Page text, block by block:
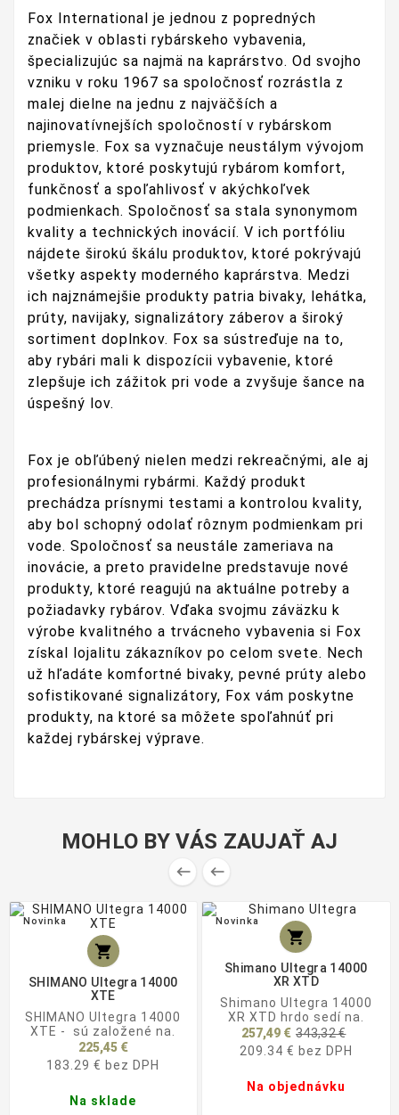
Fox International je jednou z popredných
značiek v oblasti rybárskeho vybavenia,
špecializujúc sa najmä na kaprárstvo. Od svojho
vzniku v roku 1967 sa spoločnosť rozrástla z
malej dielne na jednu z najväčších a
najinovatívnejších spoločností v rybárskom
priemysle. Fox sa vyznačuje neustálym vývojom
produktov, ktoré poskytujú rybárom komfort,
funkčnosť a spoľahlivosť v akýchkoľvek
podmienkach. Spoločnosť sa stala synonymom
kvality a technických inovácií. V ich portfóliu
nájdete širokú škálu produktov, ktoré pokrývajú
všetky aspekty moderného kaprárstva. Medzi
ich najznámejšie produkty patria bivaky, lehátka,
prúty, navijaky, signalizátory záberov a široký
sortiment doplnkov. Fox sa sústreďuje na to,
aby rybári mali k dispozícii vybavenie, ktoré
zlepšuje ich zážitok pri vode a zvyšuje šance na
úspešný lov.
Fox je obľúbený nielen medzi rekreačnými, ale aj
profesionálnymi rybármi. Každý produkt
prechádza prísnymi testami a kontrolou kvality,
aby bol schopný odolať rôznym podmienkam pri
vode. Spoločnosť sa neustále zameriava na
inovácie, a preto pravidelne predstavuje nové
produkty, ktoré reagujú na aktuálne potreby a
požiadavky rybárov. Vďaka svojmu záväzku k
výrobe kvalitného a trvácneho vybavenia si Fox
získal lojalitu zákazníkov po celom svete. Nech
už hľadáte komfortné bivaky, pevné prúty alebo
sofistikované signalizátory, Fox vám poskytne
produkty, na ktoré sa môžete spoľahnúť pri
každej rybárskej výprave.
MOHLO BY VÁS ZAUJAŤ AJ
 
Novinka

SHIMANO Ultegra 14000
XTE
SHIMANO Ultegra 14000
XTE - sú založené na.
225,45 €
183.29 € bez DPH
Na sklade
Novinka

Shimano Ultegra 14000
XR XTD
Shimano Ultegra 14000
XR XTD hrdo sedí na.
257,49 € 343,32 €
cena
209.34 € bez DPH
Na objednávku